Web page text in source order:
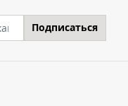
Подписаться